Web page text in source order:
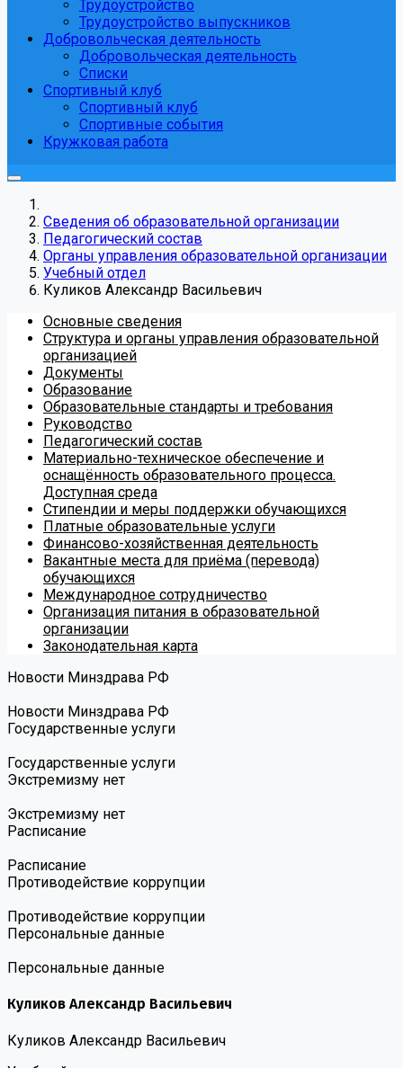
Трудоустройство
Трудоустройство выпускников
Добровольческая деятельность
Добровольческая деятельность
Списки
Спортивный клуб
Спортивный клуб
Спортивные события
Кружковая работа
Сведения об образовательной организации
Педагогический состав
Органы управления образовательной организации
Учебный отдел
Куликов Александр Васильевич
Основные сведения
Структура и органы управления образовательной
организацией
Документы
Образование
Образовательные стандарты и требования
Руководство
Педагогический состав
Материально-техническое обеспечение и
оснащённость образовательного процесса.
Доступная среда
Стипендии и меры поддержки обучающихся
Платные образовательные услуги
Финансово-хозяйственная деятельность
Вакантные места для приёма (перевода)
обучающихся
Международное сотрудничество
Организация питания в образовательной
организации
Законодательная карта
Новости Минздрава РФ
Новости Минздрава РФ
Государственные услуги
Государственные услуги
Экстремизму нет
Экстремизму нет
Расписание
Расписание
Противодействие коррупции
Противодействие коррупции
Персональные данные
Персональные данные
Куликов Александр Васильевич
Куликов Александр Васильевич